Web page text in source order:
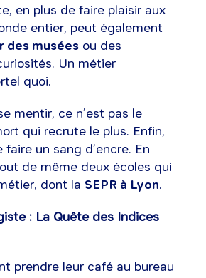
en plus de faire plaisir aux
entier, peut également
des muséesou des
Un métier
quoi.
mentir, ce n’est pas le
qui recrute le plus. Enfin,
faire un sang d’encre. En
de même deux écoles qui
dont la SEPR à Lyon.
: La Quête des Indices
prendre leur café au bureau